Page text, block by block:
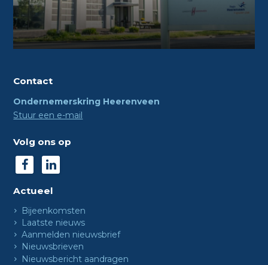
Contact
Ondernemerskring Heerenveen
Stuur een e-mail
Volg ons op
Actueel
Bijeenkomsten
Laatste nieuws
Aanmelden nieuwsbrief
Nieuwsbrieven
Nieuwsbericht aandragen